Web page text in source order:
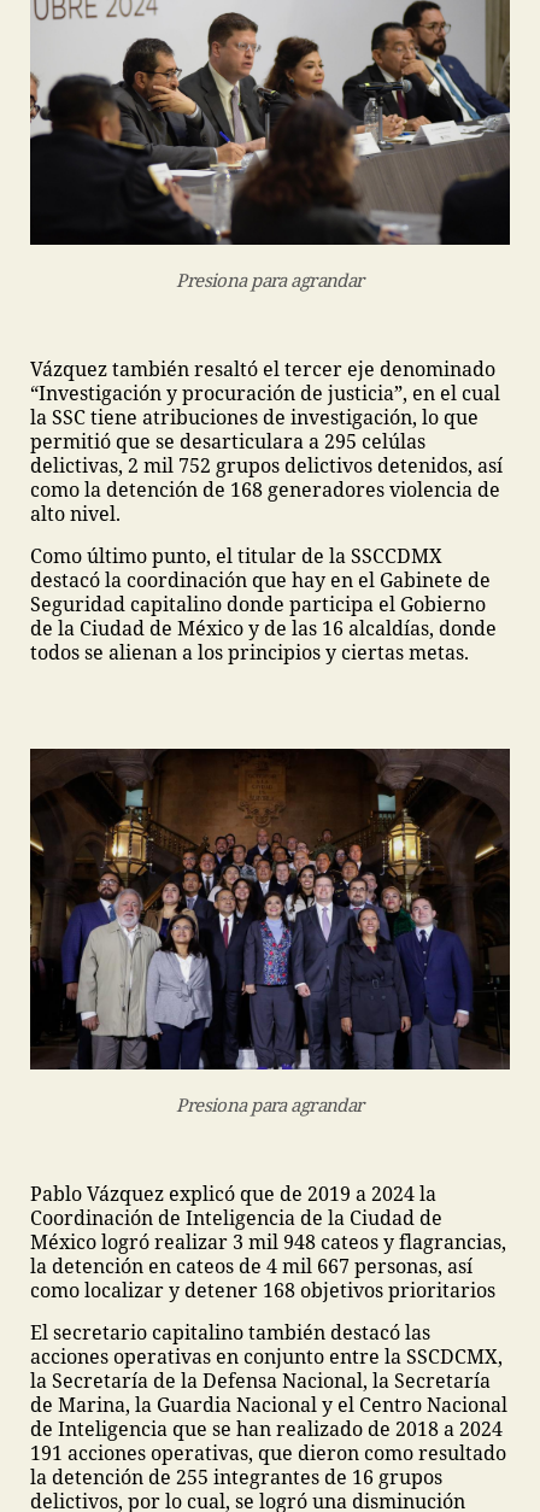
Presiona para agrandar
Vázquez también resaltó el tercer eje denominado
“Investigación y procuración de justicia”, en el cual
la SSC tiene atribuciones de investigación, lo que
permitió que se desarticulara a 295 celúlas
delictivas, 2 mil 752 grupos delictivos detenidos, así
como la detención de 168 generadores violencia de
alto nivel.
Como último punto, el titular de la SSCCDMX
destacó la coordinación que hay en el Gabinete de
Seguridad capitalino donde participa el Gobierno
de la Ciudad de México y de las 16 alcaldías, donde
todos se alienan a los principios y ciertas metas.
Presiona para agrandar
Pablo Vázquez explicó que de 2019 a 2024 la
Coordinación de Inteligencia de la Ciudad de
México logró realizar 3 mil 948 cateos y flagrancias,
la detención en cateos de 4 mil 667 personas, así
como localizar y detener 168 objetivos prioritarios
El secretario capitalino también destacó las
acciones operativas en conjunto entre la SSCDCMX,
la Secretaría de la Defensa Nacional, la Secretaría
de Marina, la Guardia Nacional y el Centro Nacional
de Inteligencia que se han realizado de 2018 a 2024
191 acciones operativas, que dieron como resultado
la detención de 255 integrantes de 16 grupos
delictivos, por lo cual, se logró una disminución